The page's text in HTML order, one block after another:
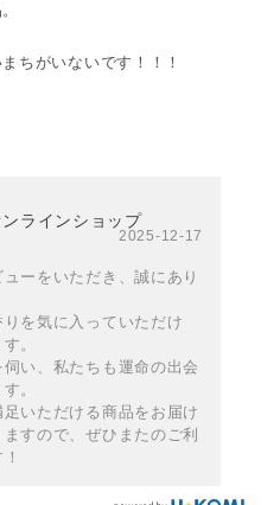
ちがいないです！！！
ラインショップ
2025-12-17
ーをいただき、誠にあり
を気に入っていただけ
。
い、私たちも運命の出会
。
いただける商品をお届け
すので、ぜひまたのご利